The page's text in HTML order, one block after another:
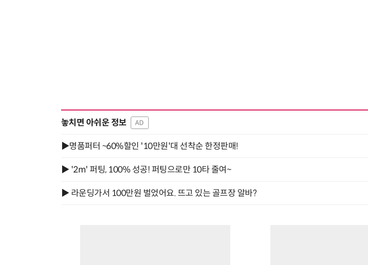
놓치면 아쉬운 정보 AD
▶명품퍼터 ~60%할인 '10만원'대 선착순 한정판매!
▶ '2m' 퍼팅, 100% 성공! 퍼팅으로만 10타 줄여~
▶ 라운딩가서 100만원 벌었어요. 뜨고 있는 골프장 알바?